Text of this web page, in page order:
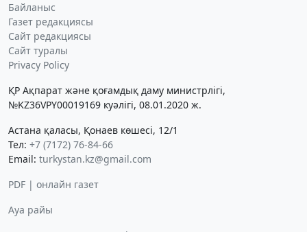
Байланыс
Газет редакциясы
Сайт редакциясы
Сайт туралы
Privacy Policy
ҚР Ақпарат және қоғамдық даму министрлігі,
№KZ36VPY00019169 куәлігі, 08.01.2020 ж.
Астана қаласы, Қонаев көшесі, 12/1
Тел: +7 (7172) 76-84-66
Email: turkystan.kz@gmail.com
PDF | онлайн газет
Ауа райы